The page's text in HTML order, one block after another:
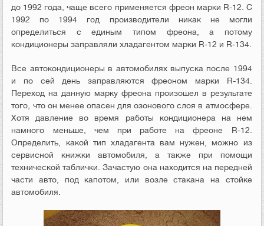
до 1992 года, чаще всего применяется фреон марки R-12. С
1992 по 1994 год производители никак не могли
определиться с единым типом фреона, а потому
кондиционеры заправляли хладагентом марки R-12 и R-134.
Все автокондиционеры в автомобилях выпуска после 1994
и по сей день заправляются фреоном марки R-134.
Переход на данную марку фреона произошел в результате
того, что он менее опасен для озонового слоя в атмосфере.
Хотя давление во время работы кондиционера на нем
намного меньше, чем при работе на фреоне R-12.
Определить, какой тип хладагента вам нужен, можно из
сервисной книжки автомобиля, а также при помощи
технической таблички. Зачастую она находится на передней
части авто, под капотом, или возле стакана на стойке
автомобиля.